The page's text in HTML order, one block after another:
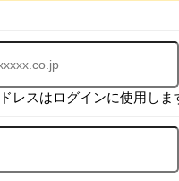
レスはログインに使用しま